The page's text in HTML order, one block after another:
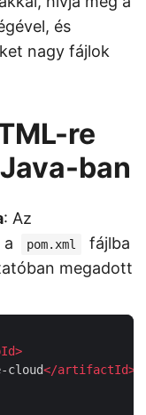
és
nagy fájlok
re
ban
: Az
a
pom.xml
fájlba
megadott
>
cloud</artifactId>